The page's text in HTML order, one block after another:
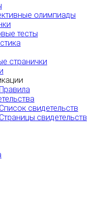
олимпиады
тесты
странички
Правила
Список свидетельств
Страницы свидетельств